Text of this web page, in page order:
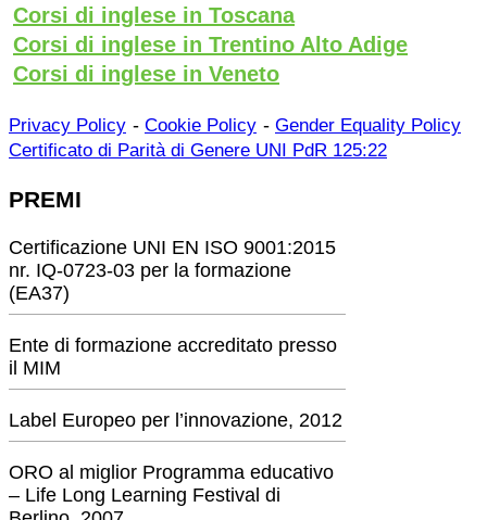
Corsi di inglese in Toscana
Corsi di inglese in Trentino Alto Adige
Corsi di inglese in Veneto
Privacy Policy - Cookie Policy - Gender Equality Policy
Certificato di Parità di Genere UNI PdR 125:22
PREMI
Certificazione UNI EN ISO 9001:2015
nr. IQ-0723-03 per la formazione
(EA37)
Ente di formazione accreditato presso
il MIM
Label Europeo per l’innovazione, 2012
ORO al miglior Programma educativo
– Life Long Learning Festival di